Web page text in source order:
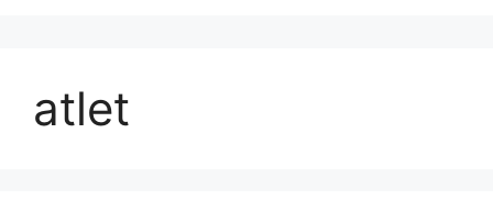
atlet